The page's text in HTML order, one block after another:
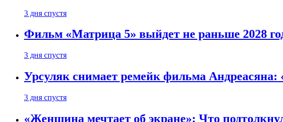
3 дня спустя
Фильм «Матрица 5» выйдет не раньше 2028
3 дня спустя
Урсуляк снимает ремейк фильма Андреасяна:
3 дня спустя
«Женщина мечтает об экране»: Что